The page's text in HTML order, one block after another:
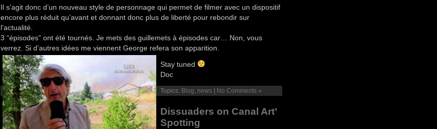
Il s’agit donc d’un nouveau style de personnage qui permet de filmer avec un dispositif
encore plus réduit qu’avant et donnant donc plus de liberté pour rebondir sur
l’actualité.
3 “épisodes” ont été tournés. Je mets des guillemets à épisodes car… Non, vous
verrez. Si d’autres idées me viennent George refera son apparition.
Stay tuned
Doc
Topics: Blog news No Comments »
Dissuaders on Canal Art’
Spotting